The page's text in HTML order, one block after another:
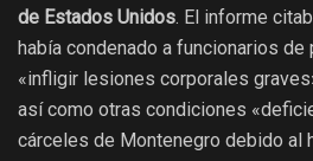
de Estados Unidos. El informe
había condenado a funcionarios
«infligir lesiones corporales
así como otras condiciones
cárceles de Montenegro debido al